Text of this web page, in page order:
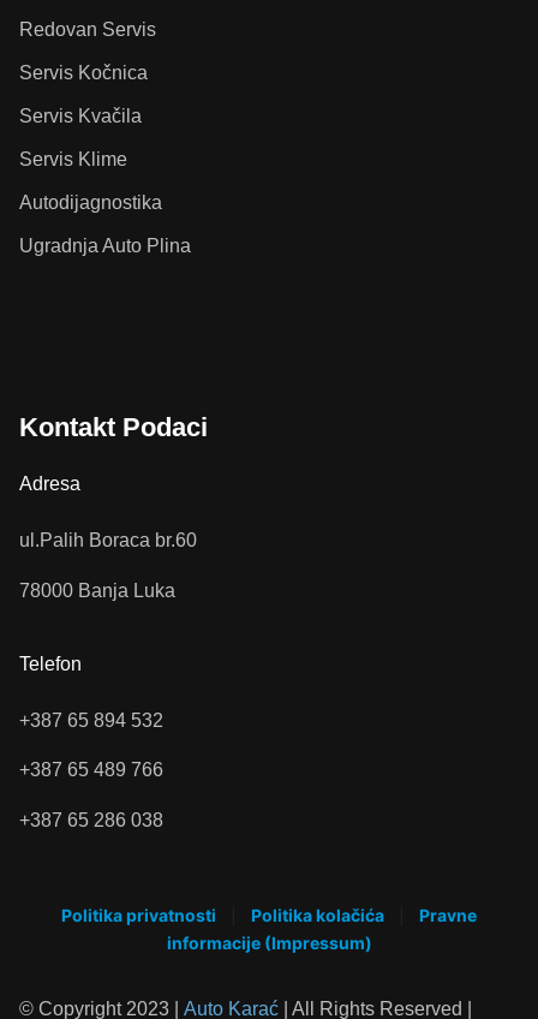
Redovan Servis
Servis Kočnica
Servis Kvačila
Servis Klime
Autodijagnostika
Ugradnja Auto Plina
Kontakt Podaci
Adresa
ul.Palih Boraca br.60
78000 Banja Luka
Telefon
+387 65 894 532
+387 65 489 766
+387 65 286 038
Politika privatnosti Politika kolačića
Pravne
informacije (Impressum)
© Copyright 2023 | Auto Karać | All Rights Reserved |